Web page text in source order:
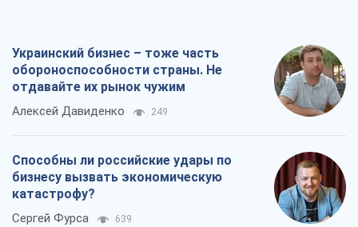
Украинский бизнес – тоже часть
обороноспособности страны. Не
отдавайте их рынок чужим
Алексей Давиденко 249
Способны ли российские удары по
бизнесу вызвать экономическую
катастрофу?
Сергей Фурса 639